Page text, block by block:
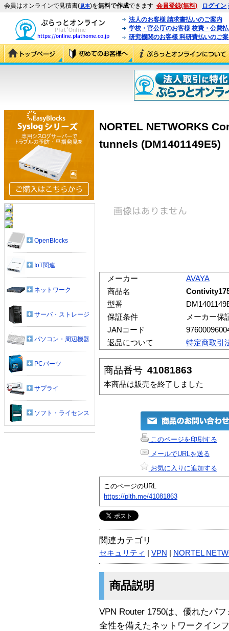
会員はオンラインで見積書(見本)を無料で作成できます 会員登録(無料) ログイン
法人のお客様 請求書払いのご案内
学校・官公庁のお客様 校費・公費
研究機関のお客様 科研費払いのご
NORTEL NETWORKS
tunnels (DM1401149E5)
メーカー
AVAYA
商品名
型番
保証条件
メーカー保
JANコード
返品について
特定商取引
商品番号 41081863
本商品は販売を終了しました
このページを印刷する
メールでURLを送る
お気に入りに追加する
このページのURL
https://plth.me/41081863
関連カテゴリ
セキュリティ VPN NORTEL
商品説明
VPN Router 1750は、優れたパ
全性を備えたネットワークイン
OpenBlocks
IoT関連
ネットワーク
サーバ・ストレージ
パソコン・周辺機器
PCパーツ
サプライ
ソフト・ライセンス